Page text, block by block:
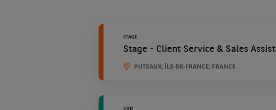
STAGE
Stage - Client Service & Sales
PUTEAUX, ÎLE-DE-FRANCE, FRANCE
CDD